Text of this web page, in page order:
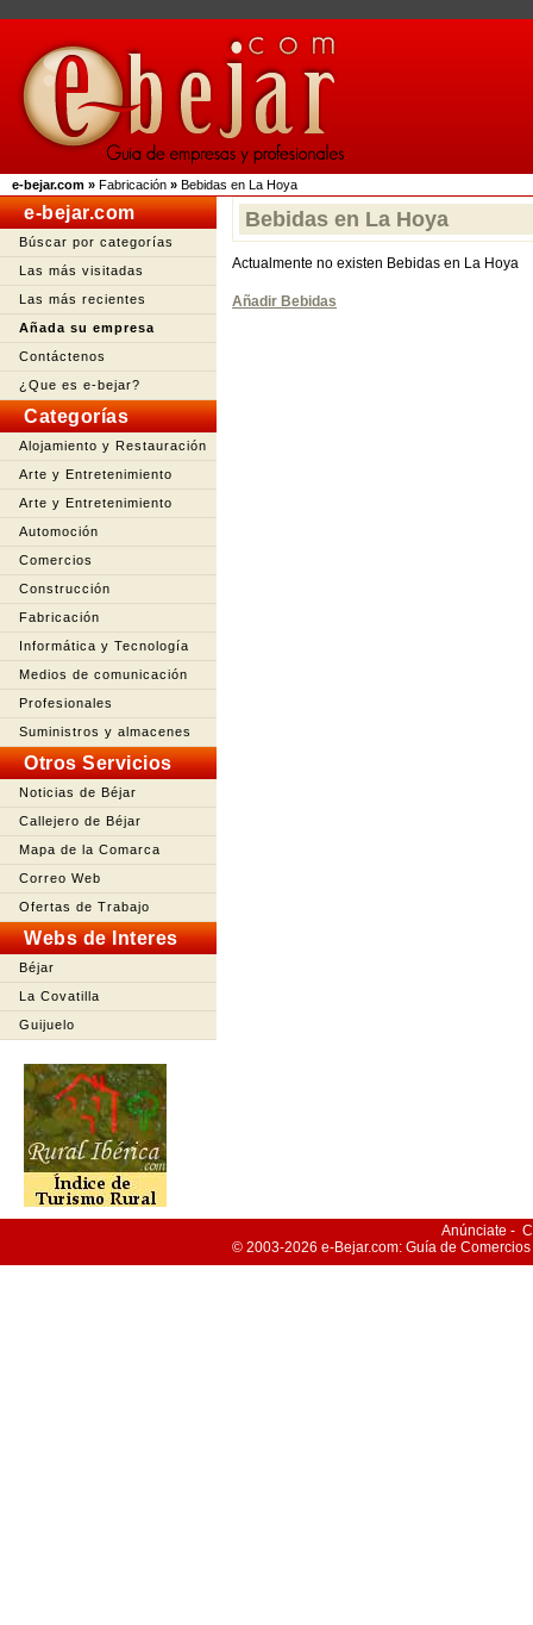
e-bejar.com » Fabricación » Bebidas en La Hoya
e-bejar.com
Búscar por categorías
Las más visitadas
Las más recientes
Añada su empresa
Contáctenos
¿Que es e-bejar?
Categorías
Alojamiento y Restauración
Arte y Entretenimiento
Arte y Entretenimiento
Automoción
Comercios
Construcción
Fabricación
Informática y Tecnología
Medios de comunicación
Profesionales
Suministros y almacenes
Otros Servicios
Noticias de Béjar
Callejero de Béjar
Mapa de la Comarca
Correo Web
Ofertas de Trabajo
Webs de Interes
Béjar
La Covatilla
Guijuelo
Bebidas en La Hoya
Actualmente no existen Bebidas en La Hoya
Añadir Bebidas
Anúnciate -
© 2003-2026 e-Bejar.com: Guía de